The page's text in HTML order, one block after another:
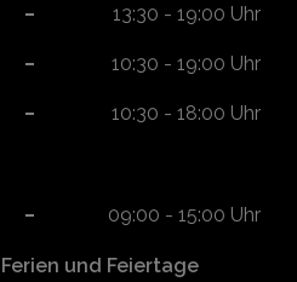
13:30 - 19:00 Uhr
10:30 - 19:00 Uhr
10:30 - 18:00 Uhr
09:00 - 15:00 Uhr
und Feiertage